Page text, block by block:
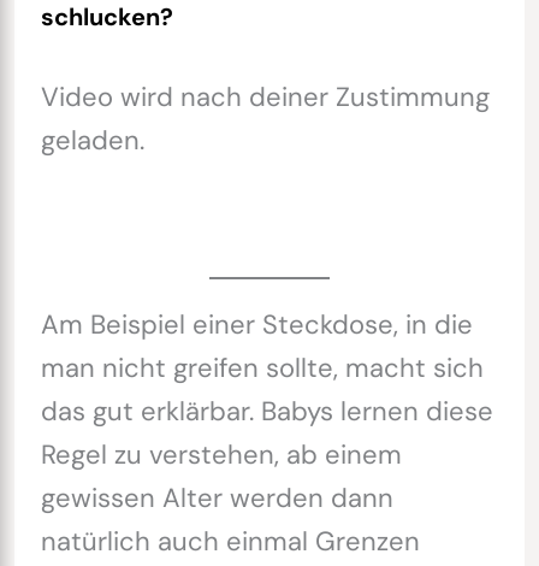
schlucken?
Video wird nach deiner Zustimmung
geladen.
Am Beispiel einer Steckdose, in die
man nicht greifen sollte, macht sich
das gut erklärbar. Babys lernen diese
Regel zu verstehen, ab einem
gewissen Alter werden dann
natürlich auch einmal Grenzen